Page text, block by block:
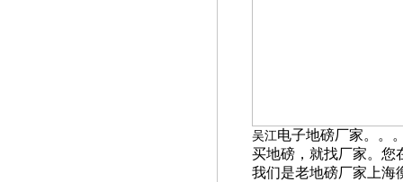
吴江电子地磅厂家。。
买地磅，就找厂家。您
我们是老地磅厂家上海